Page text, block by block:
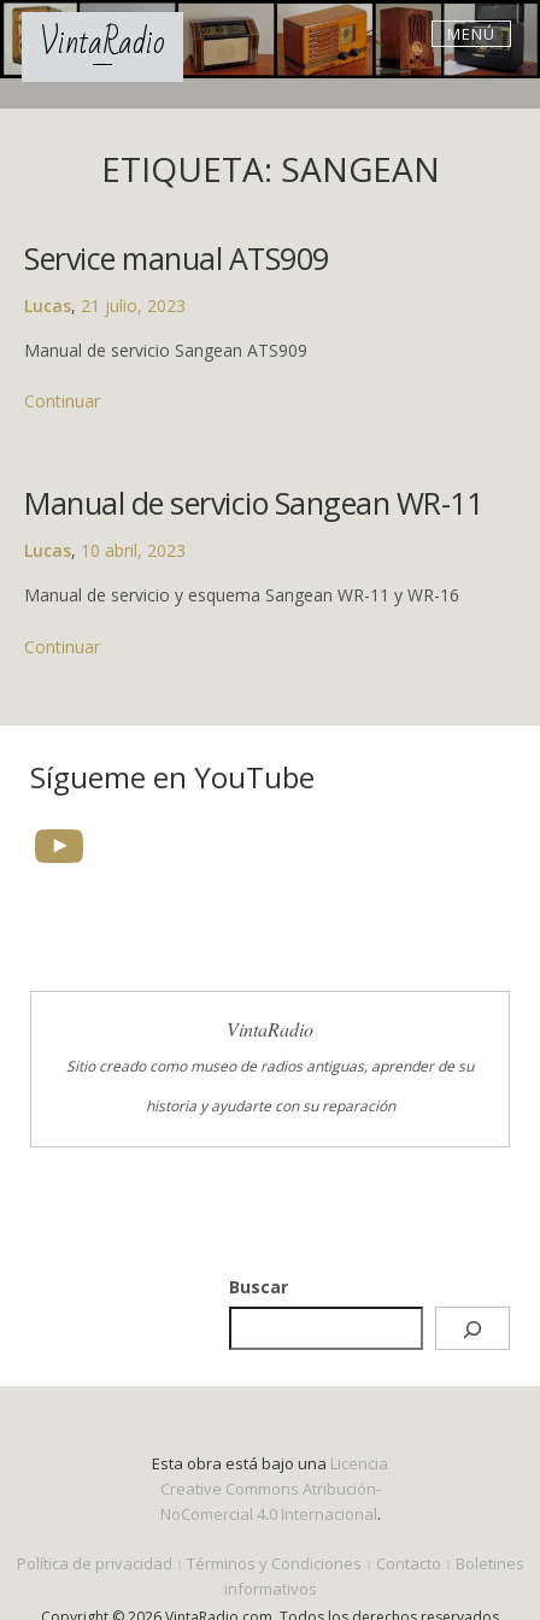
Skip
contentVintaRadio MENÚ
ETIQUETA: SANGEAN
Service manual ATS909
Lucas, 21 julio, 2023
Manual de servicio Sangean ATS909
Continuar
Manual de servicio Sangean WR-11
Lucas, 10 abril, 2023
Manual de servicio y esquema Sangean WR-11 y WR-16
Continuar
Sígueme en YouTube
YouTube
VintaRadio
Sitio creado como museo de radios antiguas, aprender de su
historia y ayudarte con su reparación
Buscar
Esta obra está bajo una Licencia
Creative Commons Atribución-
NoComercial 4.0 Internacional.
Política de privacidad Términos y Condiciones Contacto
Boletines
informativos